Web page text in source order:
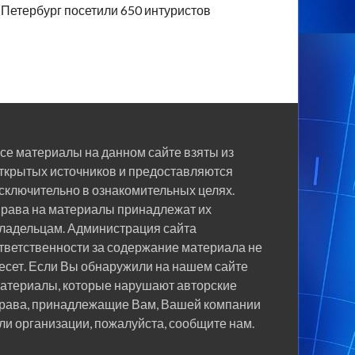
Петербург посетили 650 интуристов
материалы на данном сайте взяты из
источников и предоставляются
в ознакомительных целях.
на материалы принадлежат их
Администрация сайта
за содержание материала не
Если Вы обнаружили на нашем сайте
которые нарушают авторские
принадлежащие Вам, Вашей компании
организации, пожалуйста, сообщите нам.